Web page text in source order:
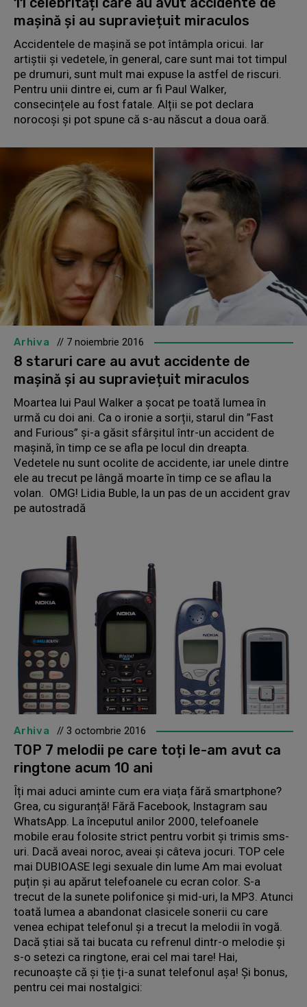
mașină și au supraviețuit miraculos
Accidentele de mașină se pot întâmpla oricui. Iar
artiștii și vedetele, în general, care sunt mai tot timpul
pe drumuri, sunt mult mai expuse la astfel de riscuri.
Pentru unii dintre ei, cum ar fi Paul Walker,
consecințele au fost fatale. Alții se pot declara
norocoși și pot spune că s-au născut a doua oară.
Arhiva // 7 noiembrie 2016
8 staruri care au avut accidente de
mașină și au supraviețuit miraculos
Moartea lui Paul Walker a șocat pe toată lumea în
urmă cu doi ani. Ca o ironie a sorții, starul din ”Fast
and Furious” și-a găsit sfârșitul într-un accident de
mașină, în timp ce se afla pe locul din dreapta.
Vedetele nu sunt ocolite de accidente, iar unele dintre
ele au trecut pe lângă moarte în timp ce se aflau la
volan. OMG! Lidia Buble, la un pas de un accident grav
pe autostradă
Arhiva // 3 octombrie 2016
TOP 7 melodii pe care toți le-am avut ca
ringtone acum 10 ani
Îți mai aduci aminte cum era viața fără smartphone?
Grea, cu siguranță! Fără Facebook, Instagram sau
WhatsApp. La începutul anilor 2000, telefoanele
mobile erau folosite strict pentru vorbit și trimis sms-
uri. Dacă aveai noroc, aveai și câteva jocuri. TOP cele
mai DUBIOASE legi sexuale din lume Am mai evoluat
puțin și au apărut telefoanele cu ecran color. S-a
trecut de la sunete polifonice și mid-uri, la MP3. Atunci
toată lumea a abandonat clasicele sonerii cu care
venea echipat telefonul și a trecut la melodii în vogă.
Dacă știai să tai bucata cu refrenul dintr-o melodie și
s-o setezi ca ringtone, erai cel mai tare! Hai,
recunoaște că și ție ți-a sunat telefonul așa! Și bonus,
pentru cei mai nostalgici: